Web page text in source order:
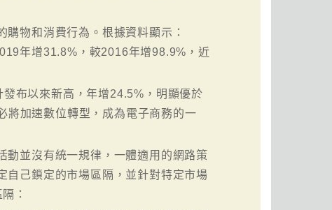
物和消費行為。根據資料顯示：
年增31.8%，較2016年增98.9%，近
布以來新高，年增24.5%，明顯優於
將加速數位轉型，成為電子商務的一
動並沒有統一規律，一體適用的網路策
自己鎖定的市場區隔，並針對特定市場
：